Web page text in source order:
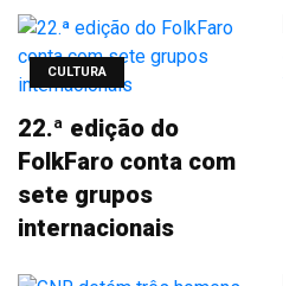
CULTURA
22.ª edição do
FolkFaro conta com
sete grupos
internacionais